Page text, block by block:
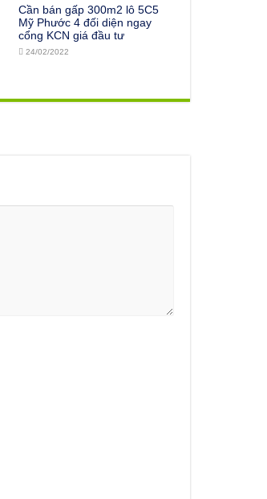
Cần bán gấp 300m2 lô 5C5
Mỹ Phước 4 đối diện ngay
cổng KCN giá đầu tư
24/02/2022